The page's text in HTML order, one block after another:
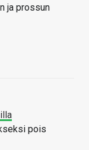
ja prossun
pois